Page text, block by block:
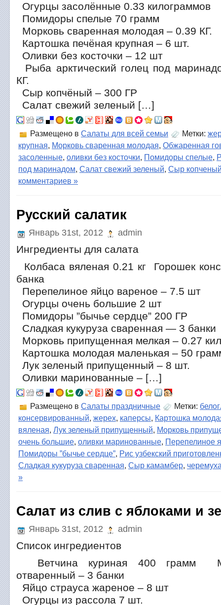
Огурцы засолённые 0.33 килограммов
Помидоры спелые 70 грамм
Морковь сваренная молодая – 0.39 КГ.
Картошка печёная крупная – 6 шт.
Оливки без косточки – 12 шт
Рыба арктический голец под
КГ.
Сыр копчёный – 300 ГР
Салат свежий зеленый […]
Размещено в Салаты для всей семьи Метки:
крупная, Морковь сваренная молодая, Обжаренная
засоленные, оливки без косточки, Помидоры спелые,
под маринадом, Салат свежий зеленый, Сыр
комментариев »
Русский салатик
Январь 31st, 2012 admin
Ингредиенты для салата
Колбаса вяленая 0.21 кг Горошек
банка
Перепелиное яйцо вареное – 7.5 шт
Огурцы очень большие 2 шт
Помидоры ”бычье сердце” 200 ГР
Сладкая кукуруза сваренная — 3 банки
Морковь припущенная мелкая – 0.27
Картошка молодая маленькая – 50
Лук зеленый припущенный – 8 шт.
Оливки маринованные – […]
Размещено в Салаты праздничные Метки:
консервированный, жерех, каперсы, Картошка
вяленая, Лук зеленый припущенный, Морковь
очень большие, оливки маринованные, Перепелиное
Помидоры ”бычье сердце”, Рис узбекский
Сладкая кукуруза сваренная, Сыр камамбер,
»
Салат из слив с яблоками и
Январь 31st, 2012 admin
Список ингредиентов
Ветчина куриная 400 грамм
отваренный – 3 банки
Яйцо страуса жареное – 8 шт
Огурцы из рассола 7 шт.